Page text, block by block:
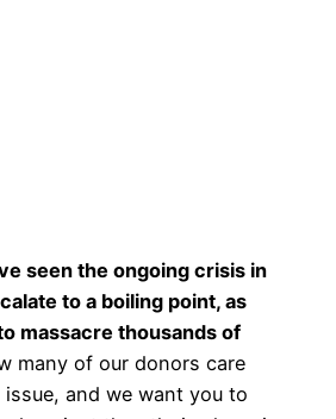
seen the ongoing crisis in
to a boiling point, as
massacre thousands of
many of our donors care
and we want you to